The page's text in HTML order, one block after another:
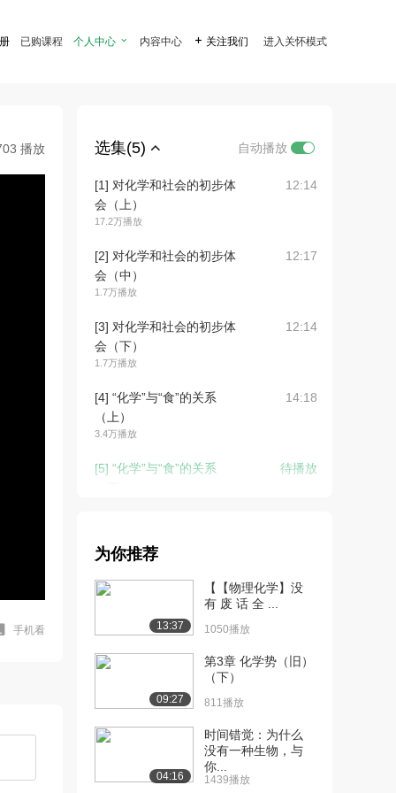
已购课程 个人中心  内容中心  关注我们 进入关怀模式
播放
手机看
选集(5) 自动播放
[1] 对化学和社会的初步体
会（上）
17.2万播放
12:14
[2] 对化学和社会的初步体
会（中）
1.7万播放
12:17
[3] 对化学和社会的初步体
会（下）
1.7万播放
12:14
[4] “化学”与“食”的关系
（上）
3.4万播放
14:18
[5] “化学”与“食”的关系
待播放
为你推荐
13:37
【【物理化学】没
有 废 话 全 ...
1050播放
09:27
第3章 化学势（旧）
（下）
811播放
04:16
时间错觉：为什么
没有一种生物，与
你...
1439播放